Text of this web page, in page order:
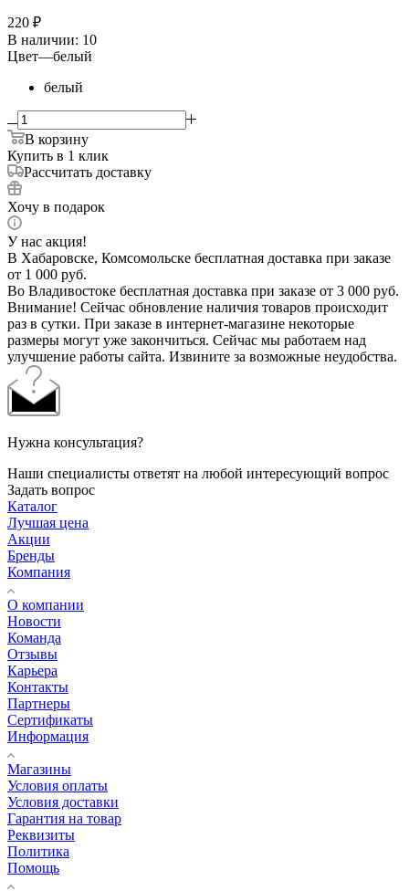
220 ₽
В наличии: 10
Цвет—белый
белый
В корзину
Купить в 1 клик
Рассчитать доставку
Хочу в подарок
У нас акция!
В Хабаровске, Комсомольске бесплатная доставка при заказе
от 1 000 руб.
Во Владивостоке бесплатная доставка при заказе от 3 000 руб.
Внимание! Сейчас обновление наличия товаров происходит
раз в сутки. При заказе в интернет-магазине некоторые
размеры могут уже закончиться. Сейчас мы работаем над
улучшение работы сайта. Извините за возможные неудобства.
Нужна консультация?
Наши специалисты ответят на любой интересующий вопрос
Задать вопрос
Каталог
Лучшая цена
Акции
Бренды
Компания
О компании
Новости
Команда
Отзывы
Карьера
Контакты
Партнеры
Сертификаты
Информация
Магазины
Условия оплаты
Условия доставки
Гарантия на товар
Реквизиты
Политика
Помощь